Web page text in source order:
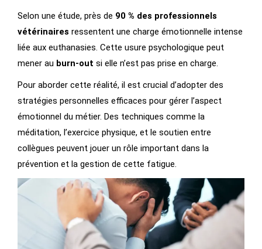
Selon une étude, près de 90 % des professionnels
vétérinaires ressentent une charge émotionnelle intense
liée aux euthanasies. Cette usure psychologique peut
mener au burn-out si elle n’est pas prise en charge.
Pour aborder cette réalité, il est crucial d’adopter des
stratégies personnelles efficaces pour gérer l’aspect
émotionnel du métier. Des techniques comme la
méditation, l’exercice physique, et le soutien entre
collègues peuvent jouer un rôle important dans la
prévention et la gestion de cette fatigue.